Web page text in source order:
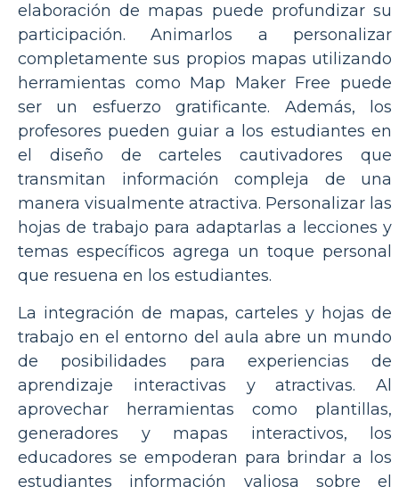
elaboración de mapas puede profundizar su
participación. Animarlos a personalizar
completamente sus propios mapas utilizando
herramientas como Map Maker Free puede
ser un esfuerzo gratificante. Además, los
profesores pueden guiar a los estudiantes en
el diseño de carteles cautivadores que
transmitan información compleja de una
manera visualmente atractiva. Personalizar las
hojas de trabajo para adaptarlas a lecciones y
temas específicos agrega un toque personal
que resuena en los estudiantes.
La integración de mapas, carteles y hojas de
trabajo en el entorno del aula abre un mundo
de posibilidades para experiencias de
aprendizaje interactivas y atractivas. Al
aprovechar herramientas como plantillas,
generadores y mapas interactivos, los
educadores se empoderan para brindar a los
estudiantes información valiosa sobre el